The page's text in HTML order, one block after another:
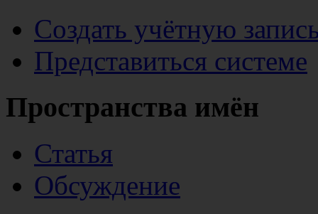
Создать учётную
Представиться системе
Пространства имён
Статья
Обсуждение